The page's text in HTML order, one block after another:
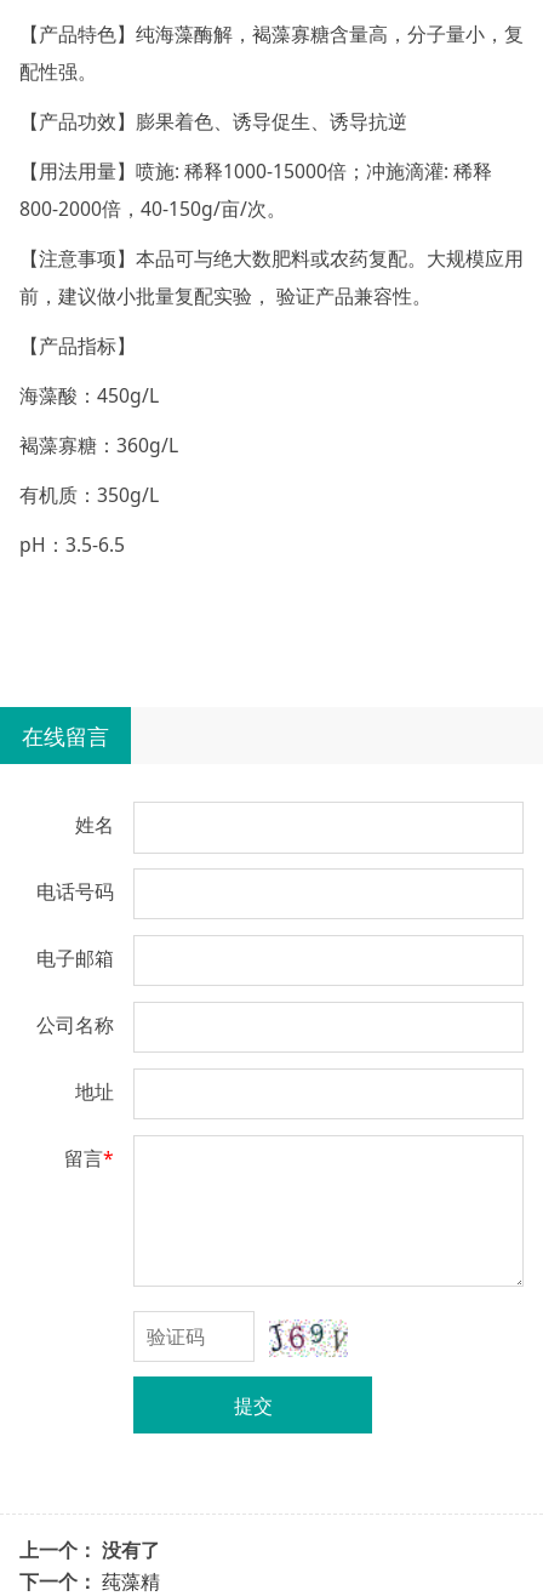
【产品特色】纯海藻酶解，褐藻寡糖含量高，分子量小，复
配性强。
【产品功效】膨果着色、诱导促生、诱导抗逆
【用法用量】喷施: 稀释1000-15000倍；冲施滴灌: 稀释
800-2000倍，40-150g/亩/次。
【注意事项】本品可与绝大数肥料或农药复配。大规模应用
前，建议做小批量复配实验， 验证产品兼容性。
【产品指标】
海藻酸：450g/L
褐藻寡糖：360g/L
有机质：350g/L
pH：3.5-6.5
在线留言
姓名
电话号码
电子邮箱
公司名称
地址
留言*
提交
上一个： 没有了
下一个： 莼藻精